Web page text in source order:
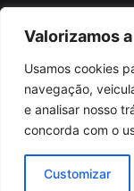
Valorizamos
Usamos cookies
navegação,
e analisar nosso
concorda com o
Customizar
Sobre o
Siga nossas
Facebook
X